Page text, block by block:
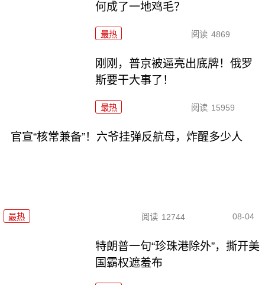
何成了一地鸡毛？
最热 阅读 4869
刚刚，普京被逼亮出底牌！俄罗
斯要干大事了！
最热 阅读 15959
官宣“核常兼备”！六爷挂弹反航母，炸醒多少人
最热 阅读 12744 08-04
特朗普一句“珍珠港除外”，撕开美
国霸权遮羞布